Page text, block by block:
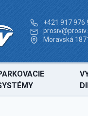
+421 917 976
Moravská